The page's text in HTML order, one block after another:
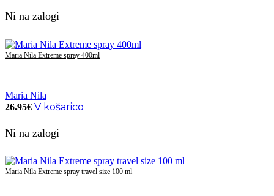
Ni na zalogi
Maria Nila Extreme spray 400ml
Maria Nila
26.95€ V košarico
Ni na zalogi
Maria Nila Extreme spray travel size 100 ml